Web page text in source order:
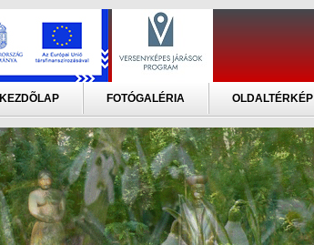
KEZDÕLAP FOTÓGALÉRIA OLDALTÉRKÉP